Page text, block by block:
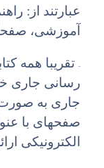
عبارتند از:
آموزشی،
–تقریبا همه
رسانی جاری
جاری به
صفحهای با
الکترونیکی